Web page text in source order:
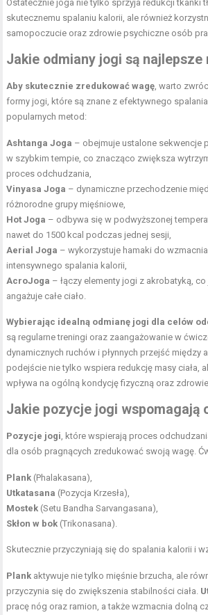
Ostatecznie joga nie tylko sprzyja redukcji tkanki
skutecznemu spalaniu kalorii, ale również
samopoczucie oraz zdrowie psychiczne osób
Jakie odmiany jogi są najlepsze
Aby skutecznie zredukować wagę, warto
formy jogi, które są znane z efektywnego
popularnych metod:
Ashtanga Joga – obejmuje ustalone sekwencje
w szybkim tempie, co znacząco zwiększa
proces odchudzania,
Vinyasa Joga – dynamiczne przechodzenie
różnorodne grupy mięśniowe,
Hot Joga – odbywa się w podwyższonej
nawet do 1500 kcal podczas jednej sesji,
Aerial Joga – wykorzystuje hamaki do
intensywnego spalania kalorii,
AcroJoga – łączy elementy jogi z akrobatyką,
angażuje całe ciało.
Wybierając idealną odmianę jogi dla celów
są regularne treningi oraz zaangażowanie w
dynamicznych ruchów i płynnych przejść między
podejście nie tylko wspiera redukcję masy ciała,
wpływa na ogólną kondycję fizyczną oraz
Jakie pozycje jogi wspomagają
Pozycje jogi, które wspierają proces
dla osób pragnących zredukować swoją wagę.
Plank (Phalakasana),
Utkatasana (Pozycja Krzesła),
Mostek (Setu Bandha Sarvangasana),
Skłon w bok (Trikonasana).
Skutecznie przyczyniają się do spalania kalorii i
Plank aktywuje nie tylko mięśnie brzucha, ale
przyczynia się do zwiększenia stabilności ciała.
pracę nóg oraz ramion, a także wzmacnia dolną